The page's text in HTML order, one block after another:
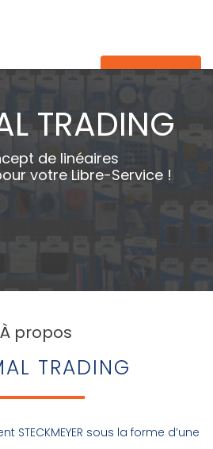
MENU
TRADING
de linéaires
votre Libre-Service !
À propos
TRADING
STECKMEYER sous la forme d’une